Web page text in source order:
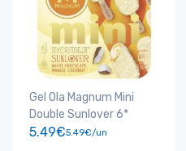
Gel Ola Magnum Mini
Double Sunlover 6*
5.49€5.49€/un